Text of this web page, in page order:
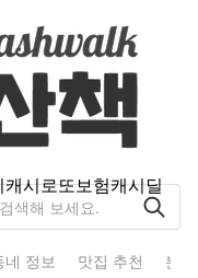
캐시로또보험캐시딜
네 정보 맛집 추천 분